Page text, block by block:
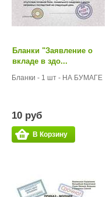
Бланки "Заявление о
вкладе в здо...
Бланки - 1 шт - НА БУМАГЕ
10 руб
В Корзину